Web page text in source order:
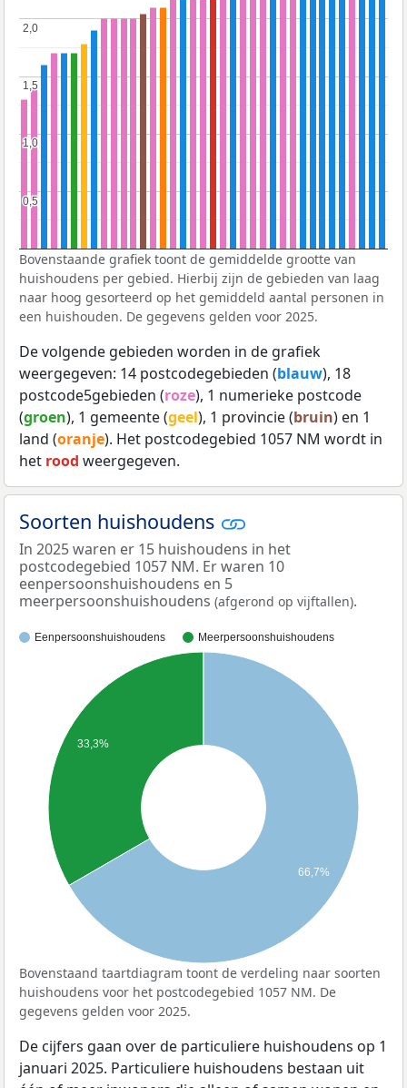
0,5
0,5
1,0
1,0
1,5
1,5
2,0
2,0
Bovenstaande grafiek toont de gemiddelde grootte van
huishoudens per gebied. Hierbij zijn de gebieden van laag
naar hoog gesorteerd op het gemiddeld aantal personen in
een huishouden. De gegevens gelden voor 2025.
De volgende gebieden worden in de grafiek
weergegeven: 14 postcodegebieden (blauw), 18
postcode5gebieden (roze), 1 numerieke postcode
(groen), 1 gemeente (geel), 1 provincie (bruin) en 1
land (oranje). Het postcodegebied 1057 NM wordt in
het rood weergegeven.
Soorten huishoudens
In 2025 waren er 15 huishoudens in het
postcodegebied 1057 NM. Er waren 10
eenpersoonshuishoudens en 5
meerpersoonshuishoudens (afgerond op vijftallen).
Eenpersoonshuishoudens Meerpersoonshuishoudens
33,3%
66,7%
Bovenstaand taartdiagram toont de verdeling naar soorten
huishoudens voor het postcodegebied 1057 NM. De
gegevens gelden voor 2025.
De cijfers gaan over de particuliere huishoudens op 1
januari 2025. Particuliere huishoudens bestaan uit